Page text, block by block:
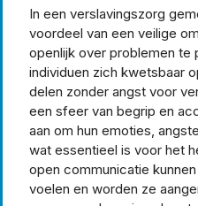
In een verslavingszorg
voordeel van een veilige
openlijk over problemen te
individuen zich kwetsbaar
delen zonder angst voor
een sfeer van begrip en
aan om hun emoties,
wat essentieel is voor het
open communicatie
voelen en worden ze